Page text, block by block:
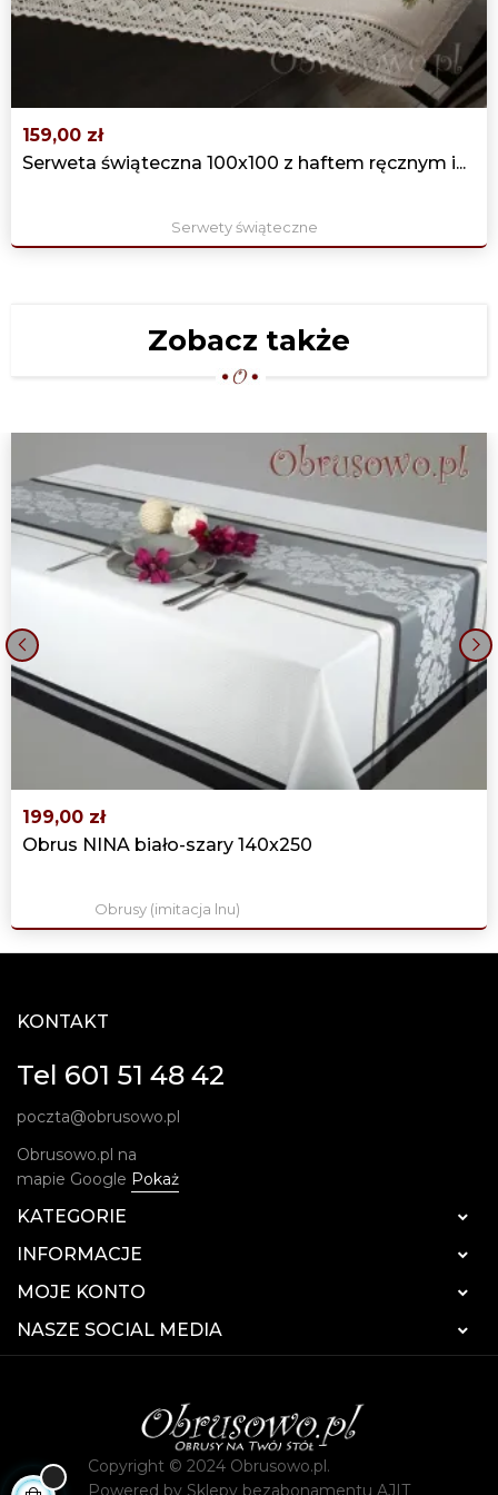
LEN" 150X300 BEŻ
339,00 zł
159,00 zł
Serweta świąteczna 100x100 z haftem ręcznym i...
Serwety świąteczne
Zobacz także
199,00 zł
Obrus NINA biało-szary 140x250
Obrusy (imitacja lnu)
‹ ›
KONTAKT
Tel 601 51 48 42
poczta@obrusowo.pl
Obrusowo.pl na
mapie Google Pokaż
KATEGORIE 
INFORMACJE 
MOJE KONTO 
NASZE SOCIAL MEDIA 
Copyright © 2024 Obrusowo.pl.